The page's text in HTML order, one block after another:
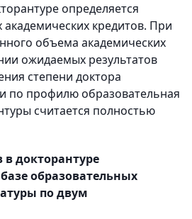
определяется
кредитов. При
объема академических
ожидаемых результатов
степени доктора
по профилю образовательная
считается полностью
в докторантуре
образовательных
по двум